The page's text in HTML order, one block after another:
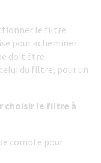
le filtre
pour acheminer
doit être
du filtre, pour un
choisir le filtre à
compte pour